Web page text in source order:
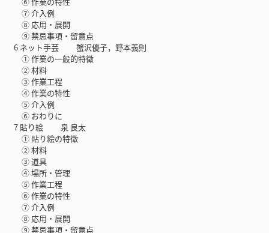
⑦ 介入例
⑧ 応用・展開
⑨ 禁忌事項・留意点
6 ネット手芸 蟹沢優子，野本義則
① 作業の一般的特徴
② 材料
③ 作業工程
④ 作業の特性
⑤ 介入例
⑥ おわりに
7 貼り絵 泉 良太
① 貼り絵の特徴
② 材料
③ 道具
④ 場所・管理
⑤ 作業工程
⑥ 作業の特性
⑦ 介入例
⑧ 応用・展開
⑨ 禁忌事項・留意点